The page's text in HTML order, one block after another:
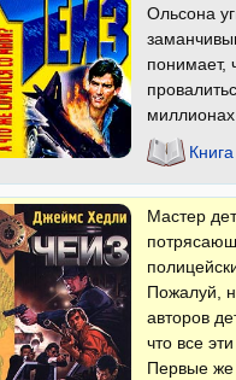
Ольсона
понимает,
Мастер
Пожалуй,
авторов
что все
Первые же